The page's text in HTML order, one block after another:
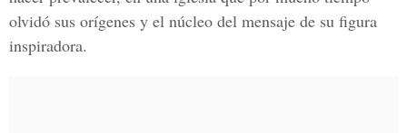
olvidó sus orígenes y el núcleo del mensaje de su figura
inspiradora.